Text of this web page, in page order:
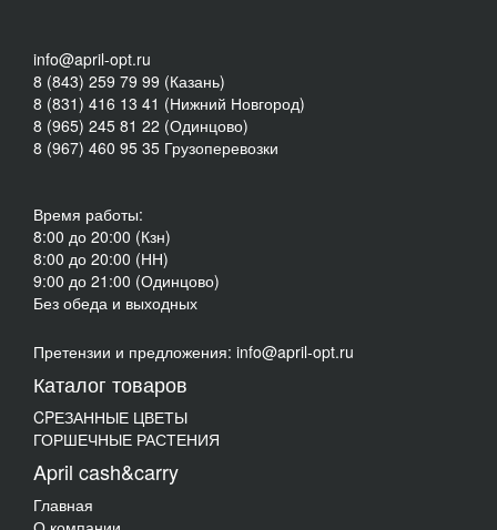
info@april-opt.ru
8 (843) 259 79 99 (Казань)
8 (831) 416 13 41 (Нижний Новгород)
8 (965) 245 81 22 (Одинцово)
8 (967) 460 95 35 Грузоперевозки
Время работы:
8:00 до 20:00 (Кзн)
8:00 до 20:00 (НН)
9:00 до 21:00 (Одинцово)
Без обеда и выходных
Претензии и предложения: info@april-opt.ru
Каталог товаров
CPЕЗАННЫЕ ЦВЕТЫ
ГОРШЕЧНЫЕ РАСТЕНИЯ
April cash&carry
Главная